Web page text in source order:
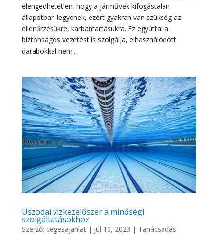
elengedhetetlen, hogy a járművek kifogástalan
állapotban legyenek, ezért gyakran van szükség az
ellenőrzésükre, karbantartásukra. Ez egyúttal a
biztonságos vezetést is szolgálja, elhasználódott
darabokkal nem...
Uszodai vízkezelőszer a minőségi
szolgáltatásokhoz
Szerző: cegesajanlat| júl 10, 2023 | Tanácsadás